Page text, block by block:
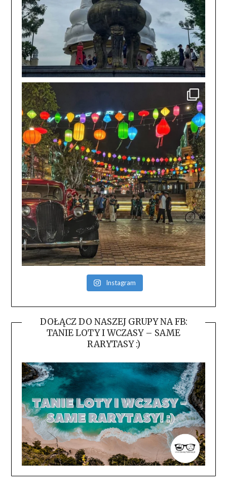
Instagram
DOŁĄCZ DO NASZEJ GRUPY NA FB:
TANIE LOTY I WCZASY – SAME
RARYTASY :)